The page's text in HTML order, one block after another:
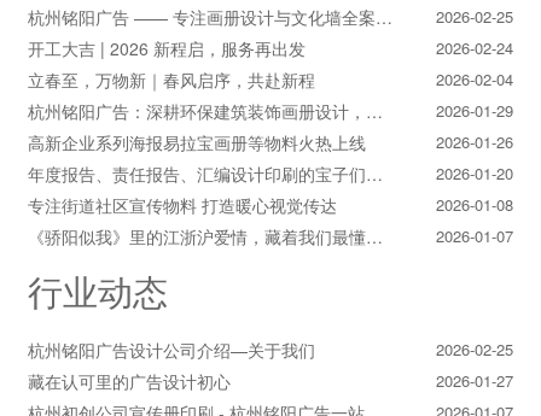
2026-02-25
杭州铭阳广告 —— 专注画册设计与文化墙全案落地
2026-02-24
开工大吉 | 2026 新程启，服务再出发
2026-02-04
立春至，万物新｜春风启序，共赴新程
2026-01-29
杭州铭阳广告：深耕环保建筑装饰画册设计，赋能空间美学与可持续发展
2026-01-26
高新企业系列海报易拉宝画册等物料火热上线
2026-01-20
年度报告、责任报告、汇编设计印刷的宝子们集合！
2026-01-08
专注街道社区宣传物料 打造暖心视觉传达
2026-01-07
《骄阳似我》里的江浙沪爱情，藏着我们最懂的温柔与默契
行业动态
2026-02-25
杭州铭阳广告设计公司介绍—关于我们
2026-01-27
藏在认可里的广告设计初心